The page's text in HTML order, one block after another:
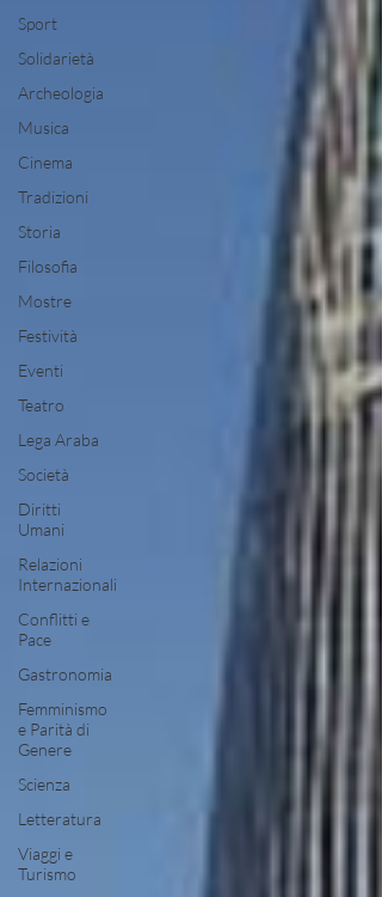
Sport
Solidarietà
Archeologia
Musica
Cinema
Tradizioni
Storia
Filosofia
Mostre
Festività
Eventi
Teatro
Lega Araba
Società
Diritti
Umani
Relazioni
Internazionali
Conflitti e
Pace
Gastronomia
Femminismo
e Parità di
Genere
Scienza
Letteratura
Viaggi e
Turismo